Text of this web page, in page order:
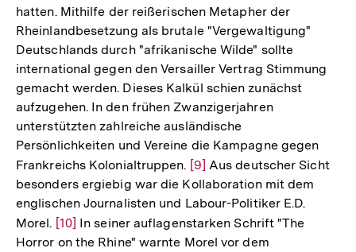
hatten. Mithilfe der reißerischen Metapher der
Rheinlandbesetzung als brutale "Vergewaltigung"
Deutschlands durch "afrikanische Wilde" sollte
international gegen den Versailler Vertrag Stimmung
gemacht werden. Dieses Kalkül schien zunächst
aufzugehen. In den frühen Zwanzigerjahren
unterstützten zahlreiche ausländische
Persönlichkeiten und Vereine die Kampagne gegen
Frankreichs Kolonialtruppen. Zur
Auflösung
der
Fußnote
[9] Aus deutscher Sicht
besonders ergiebig war die Kollaboration mit dem
englischen Journalisten und Labour-Politiker E.D.
Morel. Zur
Auflösung
[10] In seiner auflagenstarken Schrift "The
Horror on the Rhine" warnte Morel vor dem